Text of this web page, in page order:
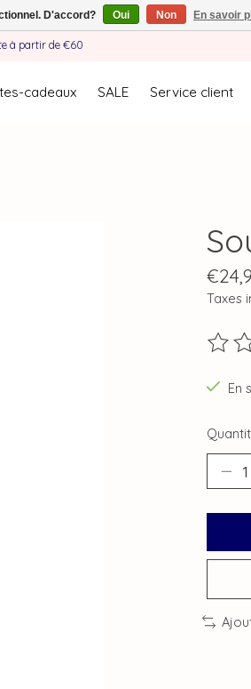
à partir de €60
cadeaux SALE Service client
Taxes
Ce
En
D'accord? Oui Non En savoir